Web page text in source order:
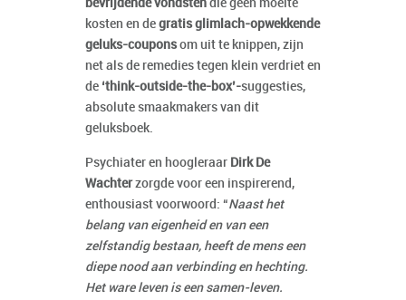
bevrijdende vondsten die geen moeite
kosten en de gratis glimlach-opwekkende
geluks-couponsom uit te knippen, zijn
net als de remedies tegen klein verdriet en
de ‘think-outside-the-box’-suggesties,
absolute smaakmakers van dit
geluksboek.
Psychiater en hoogleraar Dirk De
Wachterzorgde voor een inspirerend,
enthousiast voorwoord: “Naast het
belang van eigenheid en van een
zelfstandig bestaan, heeft de mens een
diepe nood aan verbinding en hechting.
Het ware leven is een samen-leven.